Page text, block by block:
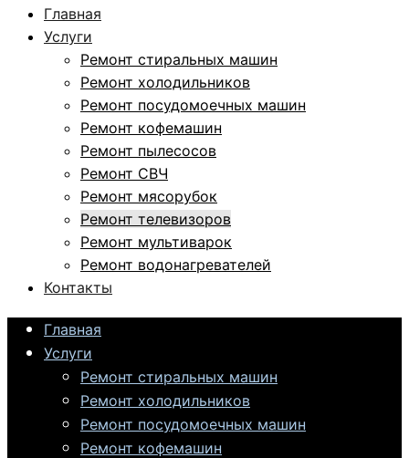
Главная
Услуги
Ремонт стиральных машин
Ремонт холодильников
Ремонт посудомоечных машин
Ремонт кофемашин
Ремонт пылесосов
Ремонт СВЧ
Ремонт мясорубок
Ремонт телевизоров
Ремонт мультиварок
Ремонт водонагревателей
Контакты
Главная
Услуги
Ремонт стиральных машин
Ремонт холодильников
Ремонт посудомоечных машин
Ремонт кофемашин